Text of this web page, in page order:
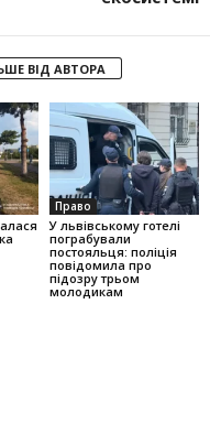
ВІД АВТОРА
Право
У львівському готелі
пограбували
постояльця: поліція
повідомила про
підозру трьом
молодикам